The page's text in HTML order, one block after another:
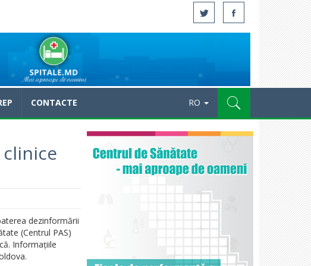
CONTACTE RO
dezinformării
(Centrul PAS)
Informațiile